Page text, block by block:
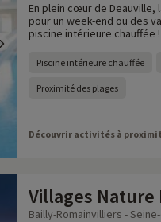
En plein cœur de Deauville,
pour un week-end ou des
piscine intérieure chauffée !
Piscine intérieure chauffée
Proximité des plages
Découvrir activités à
Villages Nature
Bailly-Romainvilliers -